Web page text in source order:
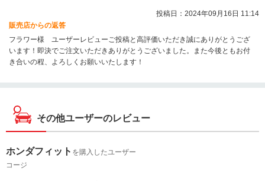
投稿日：2024年09月16日 11:14
販売店からの返答
フラワー様 ユーザーレビューご投稿と高評価いただき誠にありがとうござ
います！即決でご注文いただきありがとうございました。また今後ともお付
き合いの程、よろしくお願いいたします！
その他ユーザーのレビュー
ホンダフィット を購入したユーザー
コージ